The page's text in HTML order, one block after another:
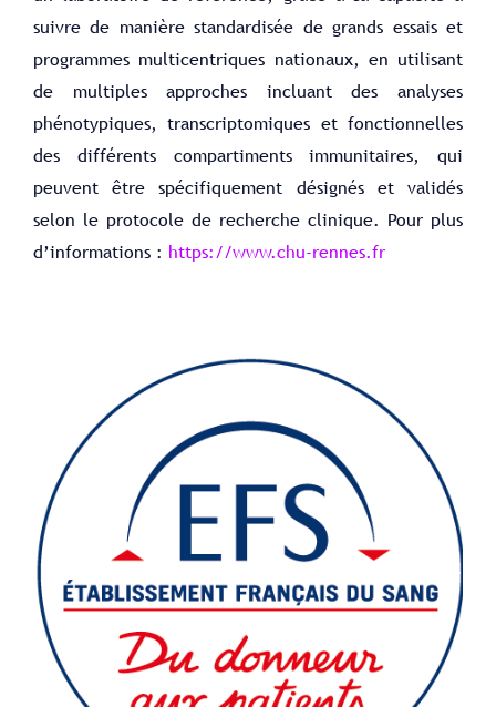
suivre de manière standardisée de grands essais et
programmes multicentriques nationaux, en utilisant
de multiples approches incluant des analyses
phénotypiques, transcriptomiques et fonctionnelles
des différents compartiments immunitaires, qui
peuvent être spécifiquement désignés et validés
selon le protocole de recherche clinique. Pour plus
d’informations : https://www.chu-rennes.fr